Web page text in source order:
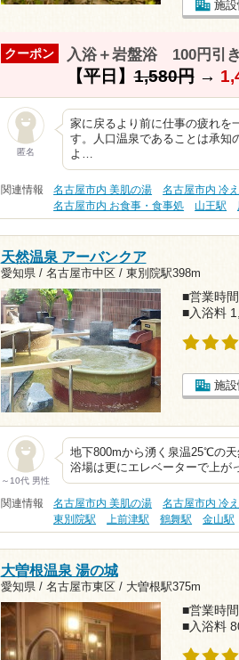
施
クーポン 入浴＋岩盤浴 100円引き
【平日】1,580円→
匿名
家に戻るより前に仕事の疲れを
す。人口温泉であることは承知
よ…
関連情報 名古屋市内 美肌の湯 名古屋市内 冷
名古屋市内 お食事・食事処
山王駅
天然温泉 アーバンクア
愛知県 / 名古屋市中区 / 東別院駅398m
■営業時
■入浴料
施
～10代 男性
地下800mから湧く泉温25℃の天
浴場は更にエレベーターで上
関連情報 名古屋市内 美肌の湯 名古屋市内 冷
東別院駅
上前津駅 鶴舞駅 金山駅
大曽根温泉 湯の城
愛知県 / 名古屋市東区 / 大曽根駅375m
■営業時
■入浴料